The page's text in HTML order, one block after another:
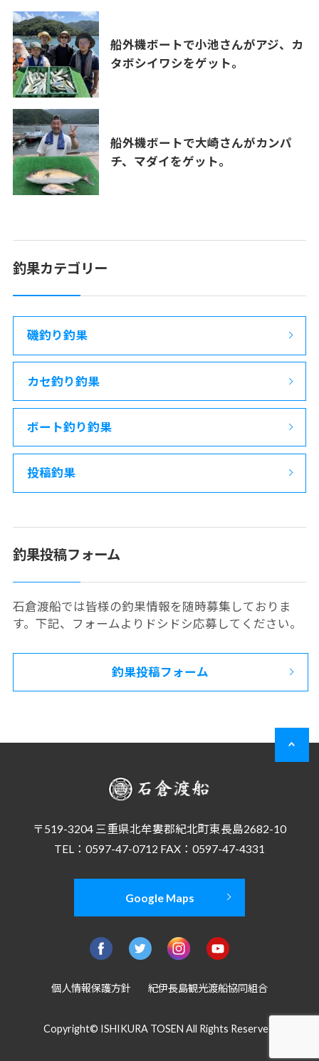
船外機ボートで小池さんがアジ、カ
タボシイワシをゲット。
船外機ボートで大崎さんがカンパ
チ、マダイをゲット。
釣果カテゴリー
磯釣り釣果
カセ釣り釣果
ボート釣り釣果
投稿釣果
釣果投稿フォーム
石倉渡船では皆様の釣果情報を随時募集しておりま
す。下記、フォームよりドシドシ応募してください。
釣果投稿フォーム
〒519-3204 三重県北牟婁郡紀北町東長島2682-10
TEL：0597-47-0712 FAX：0597-47-4331
Google Maps
個人情報保護方針 紀伊長島観光渡船協同組合
Copyright© ISHIKURA TOSEN All Rights Reserved.